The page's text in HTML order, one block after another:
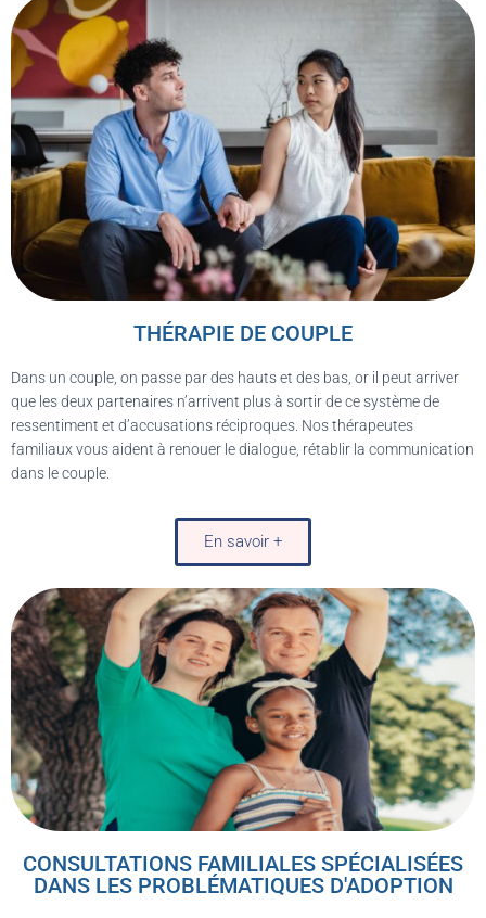
THÉRAPIE DE COUPLE
Dans un couple, on passe par des hauts et des bas, or il peut arriver
que les deux partenaires n’arrivent plus à sortir de ce système de
ressentiment et d’accusations réciproques. Nos thérapeutes
familiaux vous aident à renouer le dialogue, rétablir la communication
dans le couple.
En savoir +
CONSULTATIONS FAMILIALES SPÉCIALISÉES
DANS LES PROBLÉMATIQUES D'ADOPTION